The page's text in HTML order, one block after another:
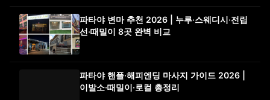
파타야 변마 추천 2026 | 누루·스웨디시·전립
선·때밀이 8곳 완벽 비교
파타야 핸플·해피엔딩 마사지 가이드 2026 |
이발소·때밀이·로컬 총정리